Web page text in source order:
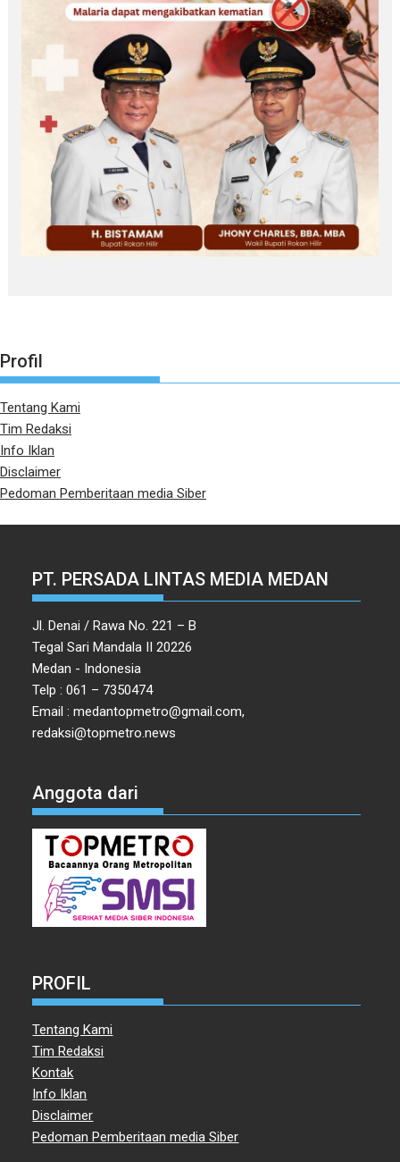
Profil
Tentang Kami
Tim Redaksi
Info Iklan
Disclaimer
Pedoman Pemberitaan media Siber
PT. PERSADA LINTAS MEDIA MEDAN
Jl. Denai / Rawa No. 221 – B
Tegal Sari Mandala II 20226
Medan - Indonesia
Telp : 061 – 7350474
Email : medantopmetro@gmail.com,
redaksi@topmetro.news
Anggota dari
PROFIL
Tentang Kami
Tim Redaksi
Kontak
Info Iklan
Disclaimer
Pedoman Pemberitaan media Siber